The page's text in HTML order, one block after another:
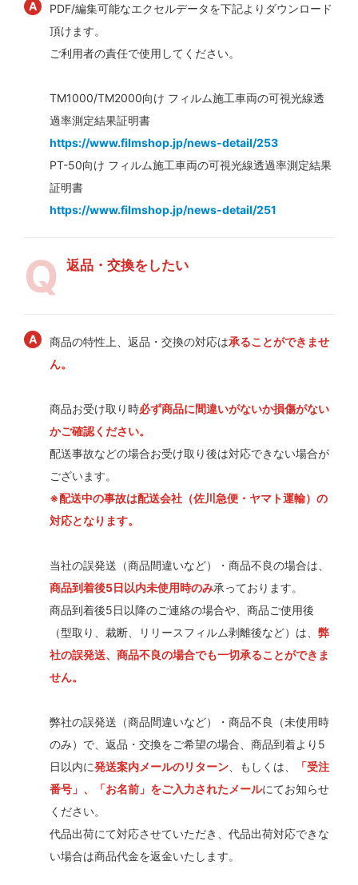
PDF/編集可能なエクセルデータを下記よりダウンロード
頂けます。
ご利用者の責任で使用してください。
TM1000/TM2000向け フィルム施工車両の可視光線透
過率測定結果証明書
https://www.filmshop.jp/news-detail/253
PT-50向け フィルム施工車両の可視光線透過率測定結果
証明書
https://www.filmshop.jp/news-detail/251
返品・交換をしたい
商品の特性上、返品・交換の対応は承ることができませ
ん。
商品お受け取り時必ず商品に間違いがないか損傷がない
かご確認ください。
配送事故などの場合お受け取り後は対応できない場合が
ございます。
※配送中の事故は配送会社（佐川急便・ヤマト運輸）の
対応となります。
当社の誤発送（商品間違いなど）・商品不良の場合は、
商品到着後5日以内未使用時のみ承っております。
商品到着後5日以降のご連絡の場合や、商品ご使用後
（型取り、裁断、リリースフィルム剥離後など）は、 弊
社の誤発送、商品不良の場合でも一切承ることができま
せん。
弊社の誤発送（商品間違いなど）・商品不良（未使用時
のみ）で、返品・交換をご希望の場合、商品到着より5
日以内に発送案内メールのリターン 、もしくは、
「受注
番号」、「お名前」をご入力されたメールにてお知らせ
ください。
代品出荷にて対応させていただき、代品出荷対応できな
い場合は商品代金を返金いたします。